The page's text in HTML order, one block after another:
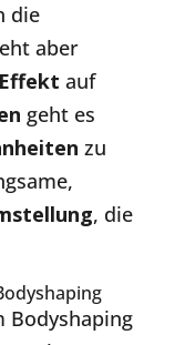
die
aber
auf
geht es
zu
, die
Bodyshaping